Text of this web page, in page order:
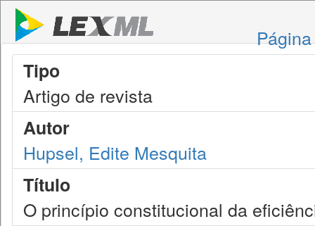
Tipo
Artigo de revista
Autor
Hupsel, Edite Mesquita
Título
O princípio constitucional da